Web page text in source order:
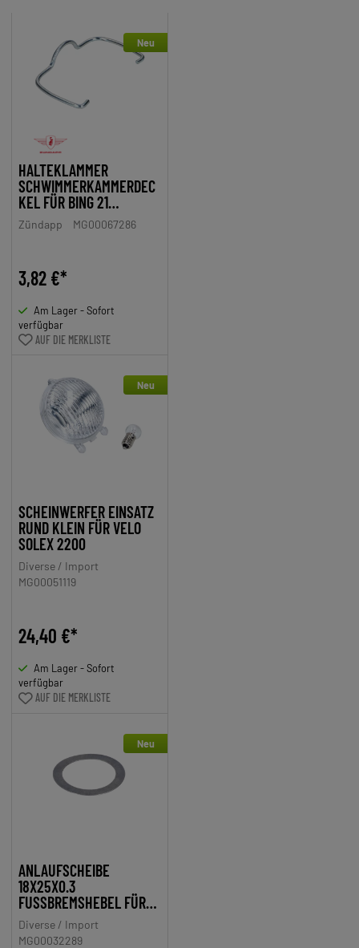
Neu
HALTEKLAMMER
SCHWIMMERKAMMERDEC
KEL FÜR BING 21
VERGASER
Zündapp MG00067286
3,82 €*
Am Lager - Sofort
verfügbar
AUF DIE MERKLISTE
Neu
SCHEINWERFER EINSATZ
RUND KLEIN FÜR VELO
SOLEX 2200
Diverse / Import
MG00051119
24,40 €*
Am Lager - Sofort
verfügbar
AUF DIE MERKLISTE
Neu
ANLAUFSCHEIBE
18X25X0.3
FUSSBREMSHEBEL FÜR Z
ÜNDAPP GTS 50, C 50 S
PORT, SUPER, KS
Diverse / Import
MG00032289